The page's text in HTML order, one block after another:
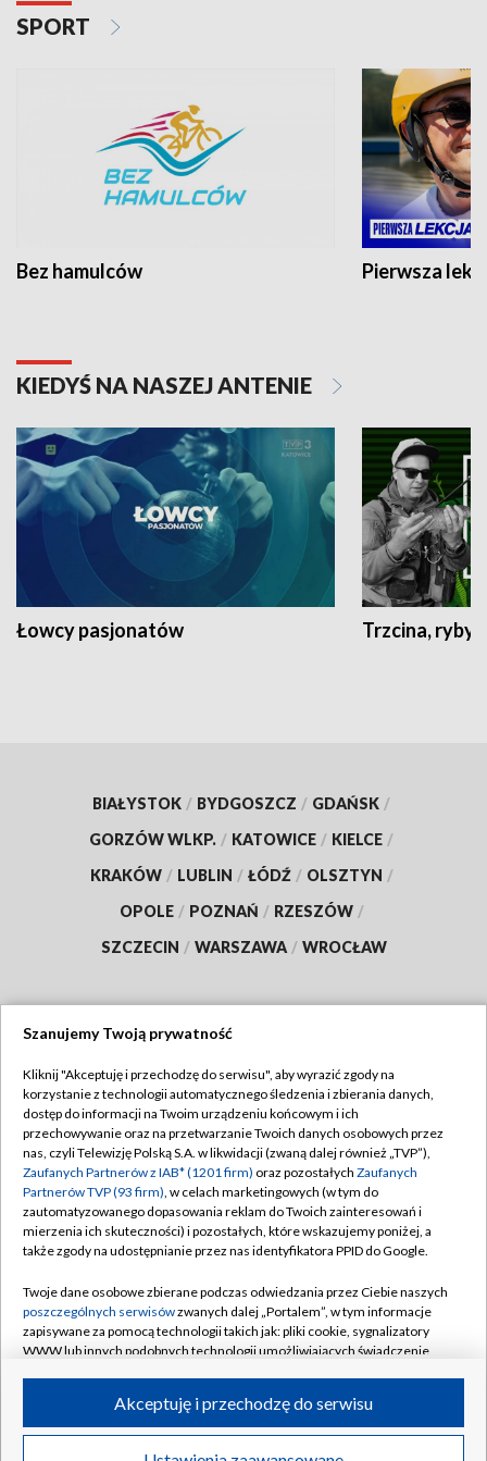
SPORT
Bez hamulców Pierwsza
KIEDYŚ NA NASZEJ ANTENIE
Łowcy pasjonatów Trzcina, ryby
BIAŁYSTOK / BYDGOSZCZ / GDAŃSK /
GORZÓW WLKP. / KATOWICE / KIELCE /
KRAKÓW / LUBLIN / ŁÓDŹ / OLSZTYN /
OPOLE / POZNAŃ / RZESZÓW /
SZCZECIN / WARSZAWA / WROCŁAW
TVP
Abonament TVP
Emisja w TVP
Centrum informacji TVP
Naziemna Telewizja Cyfrowa
Rada Programowa
System NOS
Informacje o nadawcy
Program dla prasy
Regulamin TVP
Polityka prywatności
Moje zgody
Pomoc
Kontakt
Kanały
©2026 Telewizja Polska S.A. w likwidacji
Szanujemy Twoją prywatność
Kliknij "Akceptuję i przechodzę do serwisu", aby wyrazić zgody na
korzystanie z technologii automatycznego śledzenia i zbierania danych,
dostęp do informacji na Twoim urządzeniu końcowym i ich
przechowywanie oraz na przetwarzanie Twoich danych osobowych przez
nas, czyli Telewizję Polską S.A. w likwidacji (zwaną dalej również „TVP”),
Zaufanych Partnerów z IAB* (1201 firm) oraz pozostałych Zaufanych
Partnerów TVP (93 firm), w celach marketingowych (w tym do
zautomatyzowanego dopasowania reklam do Twoich zainteresowań i
mierzenia ich skuteczności) i pozostałych, które wskazujemy poniżej, a
także zgody na udostępnianie przez nas identyfikatora PPID do Google.
Twoje dane osobowe zbierane podczas odwiedzania przez Ciebie naszych
poszczególnych serwisówzwanych dalej „Portalem”, w tym informacje
zapisywane za pomocą technologii takich jak: pliki cookie, sygnalizatory
WWW lub innych podobnych technologii umożliwiających świadczenie
ruchu w Internecie.
Twoje dane osobowe zbierane podczas odwiedzania przez Ciebie
Akceptuję i przechodzę do serwisu